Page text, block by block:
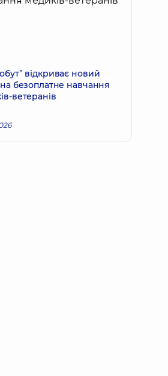
відкриває новий
безоплатне навчання
ветеранів